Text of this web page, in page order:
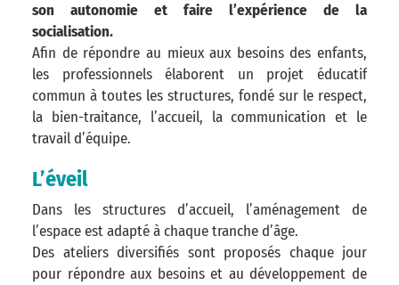
son autonomie et faire l’expérience de la
socialisation.
Afin de répondre au mieux aux besoins des enfants,
les professionnels élaborent un projet éducatif
commun à toutes les structures, fondé sur le respect,
la bien-traitance, l’accueil, la communication et le
travail d’équipe.
L’éveil
Dans les structures d’accueil, l’aménagement de
l’espace est adapté à chaque tranche d’âge.
Des ateliers diversifiés sont proposés chaque jour
pour répondre aux besoins et au développement de